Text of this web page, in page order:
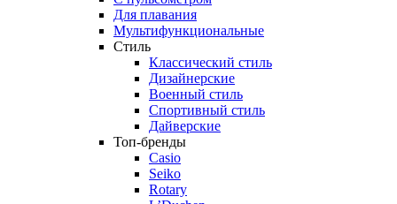
Для плавания
Мультифункциональные
Стиль
Классический стиль
Дизайнерские
Военный стиль
Спортивный стиль
Дайверские
Топ-бренды
Casio
Seiko
Rotary